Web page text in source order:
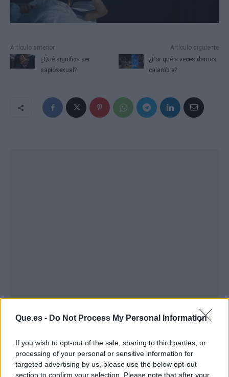
Que.es - Do Not Process My Personal Information
If you wish to opt-out of the sale, sharing to third parties, or
processing of your personal or sensitive information for
targeted advertising by us, please use the below opt-out
section to confirm your selection. Please note that after your
Artículo anterior
¿Qué significa ser
sapiosexual?
Artículo siguiente
¿Por qué a veces damos
calambre?